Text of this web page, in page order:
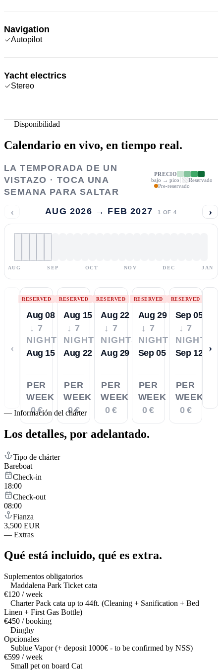
Navigation
Autopilot
Yacht electrics
Stereo
— Disponibilidad
Calendario en vivo, en tiempo real.
LA TEMPORADA DE UN
VISTAZO · TOCA UNA
SEMANA PARA SALTAR
PRECIO
bajo → pico
Reservado
Pre-reservado
‹ AUG 2026 → FEB 2027 1 OF 4 ›
AUG SEP OCT NOV DEC JAN
‹
RESERVED
Aug 08
↓ 7
NIGHTS
Aug 15
PER
WEEK
0 €
RESERVED
Aug 15
↓ 7
NIGHTS
Aug 22
PER
WEEK
0 €
RESERVED
Aug 22
↓ 7
NIGHTS
Aug 29
PER
WEEK
0 €
RESERVED
Aug 29
↓ 7
NIGHTS
Sep 05
PER
WEEK
0 €
RESERVED
Sep 05
↓ 7
NIGHTS
Sep 12
PER
WEEK
0 €
›
— Información del chárter
Los detalles, por adelantado.
Tipo de chárter
Bareboat
Check-in
18:00
Check-out
08:00
Fianza
3,500 EUR
— Extras
Qué está incluido, qué es extra.
Suplementos obligatorios
Maddalena Park Ticket cata
€120 / week
Charter Pack cata up to 44ft. (Cleaning + Sanification + Bed
Linen + First Gas Bottle)
€450 / booking
Dinghy
Opcionales
Sublue Vapor (+ deposit 1000€ - to be confirmed by NSS)
€599 / week
Small pet on board Cat